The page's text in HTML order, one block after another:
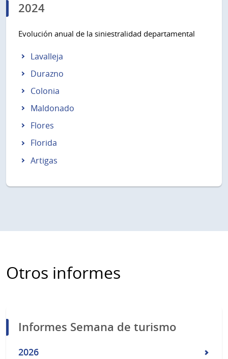
2024
Evolución anual de la siniestralidad departamental
Lavalleja
Durazno
Colonia
Maldonado
Flores
Florida
Artigas
Otros informes
Informes Semana de turismo
2026